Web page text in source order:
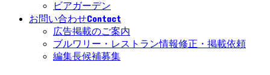
ビアガーデン
お問い合わせContact
広告掲載のご案内
ブルワリー・レストラン情報修正・掲載依頼
編集長候補募集